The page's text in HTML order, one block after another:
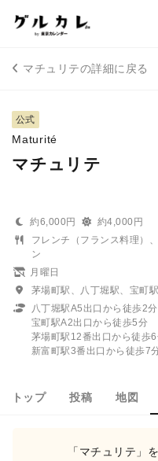
マチュリテの詳細に戻る
公式
Maturité
マチュリテ
約6,000円
約4,000円
フレンチ（フランス料理）
ン
月曜日
茅場町駅、八丁堀駅、宝町
八丁堀駅A5出口から徒歩2分
宝町駅A2出口から徒歩5分
茅場町駅12番出口から徒歩
新富町駅3番出口から徒歩7
トップ 投稿 地図
「マチュリテ」